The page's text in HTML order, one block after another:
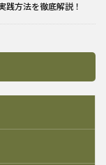
践方法を徹底解説！